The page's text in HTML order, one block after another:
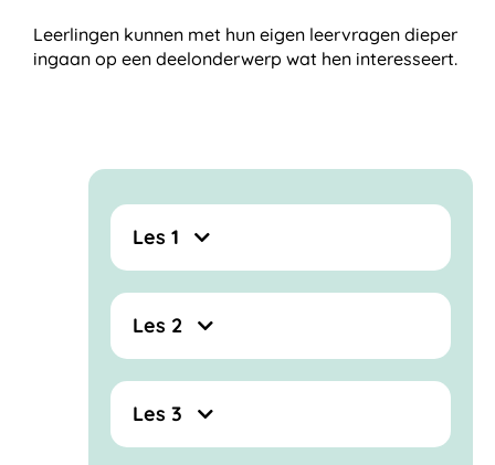
Leerlingen kunnen met hun eigen leervragen dieper
ingaan op een deelonderwerp wat hen interesseert.
Les 1
Les 2
Les 3